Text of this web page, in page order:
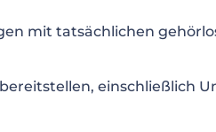
mit tatsächlichen
einschließlich